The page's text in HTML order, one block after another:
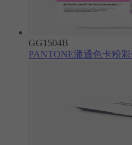
GG1504B
PANTONE潘通色卡粉